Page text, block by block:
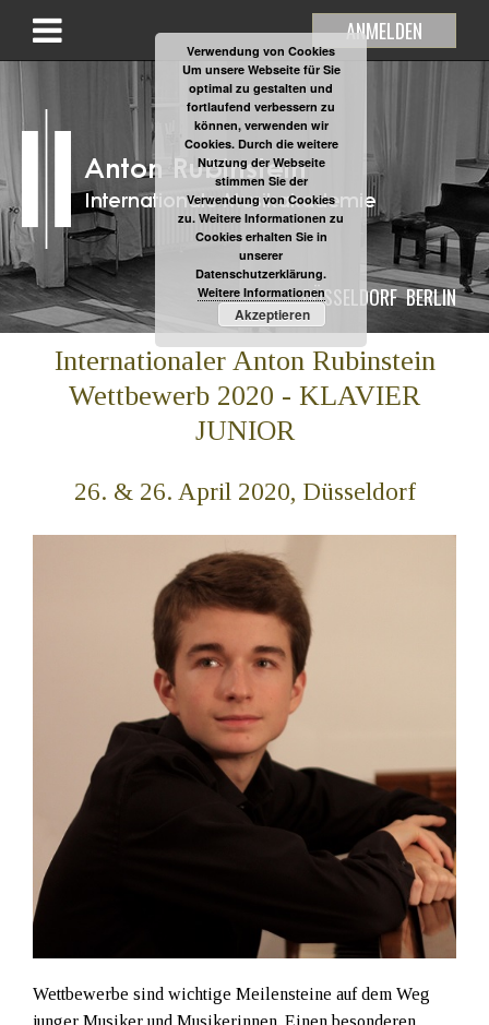
ANMELDEN
DÜSSELDORF BERLIN
Internationaler Anton Rubinstein
Wettbewerb 2020 - KLAVIER
JUNIOR
26. & 26. April 2020, Düsseldorf
Wettbewerbe sind wichtige Meilensteine auf dem Weg
junger Musiker und Musikerinnen. Einen besonderen
Verwendung von Cookies
Um unsere Webseite für Sie
optimal zu gestalten und
fortlaufend verbessern zu
können, verwenden wir
Cookies. Durch die weitere
Nutzung der Webseite
stimmen Sie der
Verwendung von Cookies
zu. Weitere Informationen zu
Cookies erhalten Sie in
unserer
Datenschutzerklärung.
Weitere Informationen
Akzeptieren